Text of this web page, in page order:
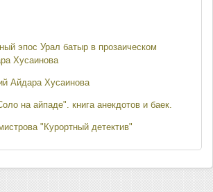
эпос Урал батыр в прозаическом
Хусаинова
Айдара Хусаинова
на айпаде". книга анекдотов и баек.
"Курортный детектив"